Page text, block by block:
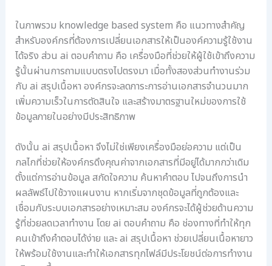
ในภาพรวม knowledge based system คือ แนวทางสำคัญ
สำหรับองค์กรที่ต้องการเปลี่ยนเอกสารให้เป็นองค์ความรู้ใช้งาน
ได้จริง ส่วน ai ตอบคําถาม คือ เครื่องมือที่ช่วยให้ผู้ใช้เข้าถึงความ
รู้นั้นผ่านการถามแบบตรงไปตรงมา เมื่อทั้งสองส่วนทำงานร่วม
กับ ai สรุปเนื้อหา องค์กรจะลดภาระการอ่านเอกสารจำนวนมาก
เพิ่มความเร็วในการตัดสินใจ และสร้างมาตรฐานใหม่ของการใช้
ข้อมูลภายในอย่างมีประสิทธิภาพ
ดังนั้น ai สรุปเนื้อหา จึงไม่ใช่เพียงเครื่องมือย่อความ แต่เป็น
กลไกที่ช่วยให้องค์กรดึงคุณค่าจากเอกสารที่มีอยู่ได้มากกว่าเดิม
ตั้งแต่การอ่านข้อมูล สกัดใจความ ค้นหาคำตอบ ไปจนถึงการนำ
ผลลัพธ์ไปใช้วางแผนงาน หากเริ่มจากชุดข้อมูลที่ถูกต้องและ
เชื่อมกับระบบเอกสารอย่างเหมาะสม องค์กรจะได้ผู้ช่วยด้านความ
รู้ที่ช่วยลดเวลาทำงาน โดย ai ตอบคําถาม คือ ช่องทางที่ทำให้ทุก
คนเข้าถึงคำตอบได้ง่าย และ ai สรุปเนื้อหา ช่วยเปลี่ยนเนื้อหายาว
ให้พร้อมใช้งานและทำให้เอกสารทุกไฟล์มีประโยชน์ต่อการทำงาน